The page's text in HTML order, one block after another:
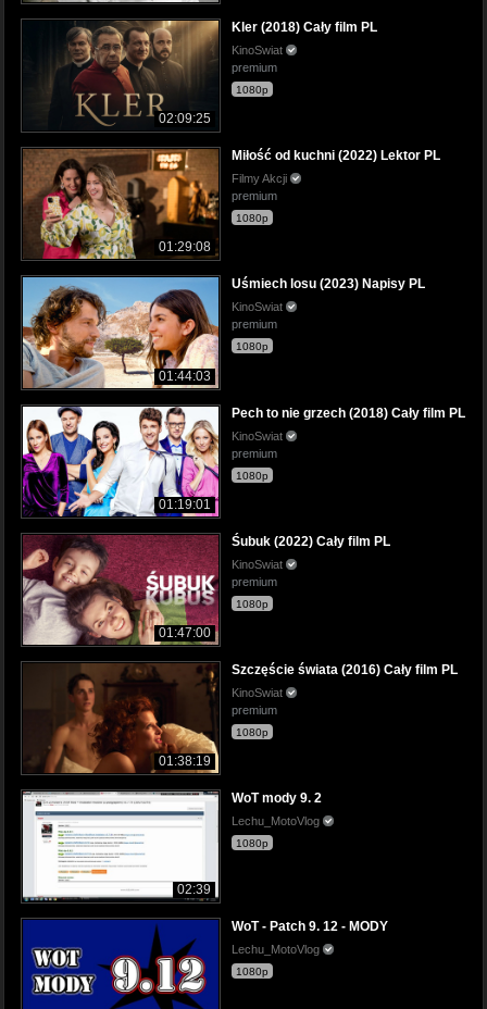
02:09:25
Kler (2018) Cały film PL
KinoSwiat
premium
1080p
01:29:08
Miłość od kuchni (2022) Lektor PL
Filmy Akcji
premium
1080p
01:44:03
Uśmiech losu (2023) Napisy PL
KinoSwiat
premium
1080p
01:19:01
Pech to nie grzech (2018) Cały film PL
KinoSwiat
premium
1080p
01:47:00
Śubuk (2022) Cały film PL
KinoSwiat
premium
1080p
01:38:19
Szczęście świata (2016) Cały film PL
KinoSwiat
premium
1080p
02:39
WoT mody 9. 2
Lechu_MotoVlog
1080p
WoT - Patch 9. 12 - MODY
Lechu_MotoVlog
1080p